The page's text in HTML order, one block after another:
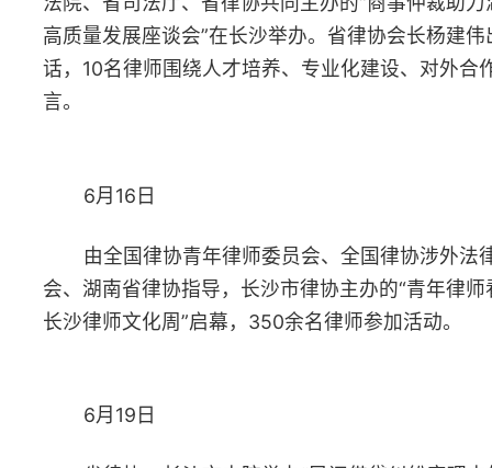
易与集体经济发展”交流研讨活动，90余人参加活动。
理遗产管理业务实务培训，170余名律师参加培训。